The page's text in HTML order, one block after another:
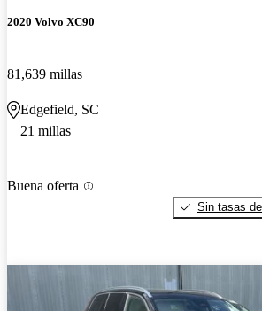
2020 Volvo XC90
81,639 millas
Edgefield, SC
21 millas
Buena oferta
Sin tasas